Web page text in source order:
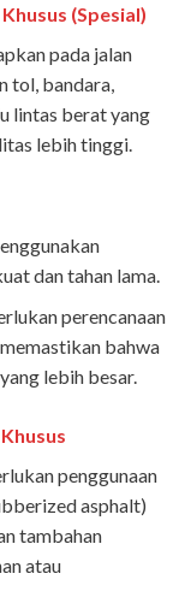
(Spesial)
pada jalan
tol, bandara,
lintas berat yang
lebih tinggi.
dan tahan lama.
perencanaan
bahwa
lebih besar.
penggunaan
asphalt)
tambahan
atau